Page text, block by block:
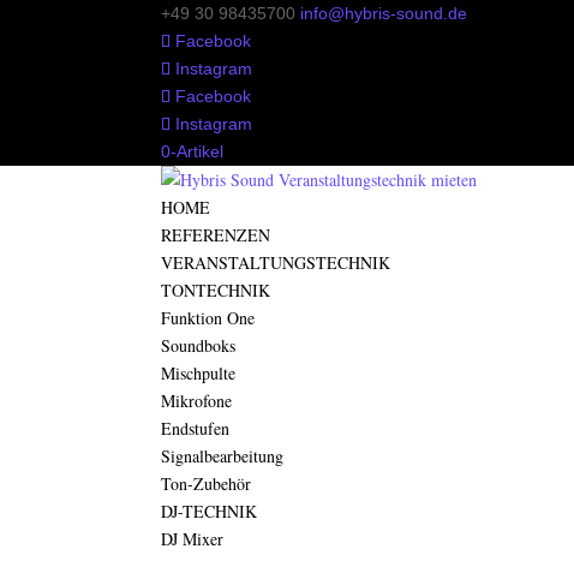
+49 30 98435700 info@hybris-sound.de
Facebook
Instagram
Facebook
Instagram
0-Artikel
HOME
REFERENZEN
VERANSTALTUNGSTECHNIK
TONTECHNIK
Funktion One
Soundboks
Mischpulte
Mikrofone
Endstufen
Signalbearbeitung
Ton-Zubehör
DJ-TECHNIK
DJ Mixer